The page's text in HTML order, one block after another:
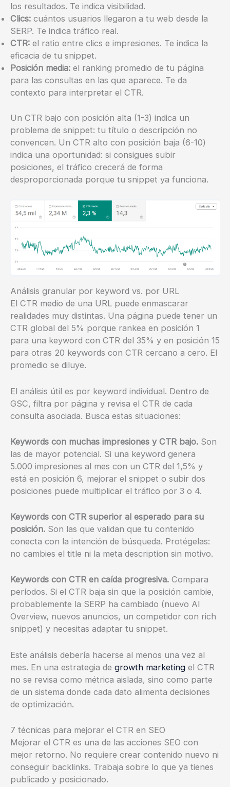
los resultados. Te indica visibilidad.
Clics: cuántos usuarios llegaron a tu web desde la
SERP. Te indica tráfico real.
CTR: el ratio entre clics e impresiones. Te indica la
eficacia de tu snippet.
Posición media: el ranking promedio de tu página
para las consultas en las que aparece. Te da
contexto para interpretar el CTR.
Un CTR bajo con posición alta (1-3) indica un
problema de snippet: tu título o descripción no
convencen. Un CTR alto con posición baja (6-10)
indica una oportunidad: si consigues subir
posiciones, el tráfico crecerá de forma
desproporcionada porque tu snippet ya funciona.
Análisis granular por keyword vs. por URL
El CTR medio de una URL puede enmascarar
realidades muy distintas. Una página puede tener un
CTR global del 5% porque rankea en posición 1
para una keyword con CTR del 35% y en posición 15
para otras 20 keywords con CTR cercano a cero. El
promedio se diluye.
El análisis útil es por keyword individual. Dentro de
GSC, filtra por página y revisa el CTR de cada
consulta asociada. Busca estas situaciones:
Keywords con muchas impresiones y CTR bajo. Son
las de mayor potencial. Si una keyword genera
5.000 impresiones al mes con un CTR del 1,5% y
está en posición 6, mejorar el snippet o subir dos
posiciones puede multiplicar el tráfico por 3 o 4.
Keywords con CTR superior al esperado para su
posición. Son las que validan que tu contenido
conecta con la intención de búsqueda. Protégelas:
no cambies el title ni la meta description sin motivo.
Keywords con CTR en caída progresiva. Compara
períodos. Si el CTR baja sin que la posición cambie,
probablemente la SERP ha cambiado (nuevo AI
Overview, nuevos anuncios, un competidor con rich
snippet) y necesitas adaptar tu snippet.
Este análisis debería hacerse al menos una vez al
mes. En una estrategia de growth marketing el CTR
no se revisa como métrica aislada, sino como parte
de un sistema donde cada dato alimenta decisiones
de optimización.
7 técnicas para mejorar el CTR en SEO
Mejorar el CTR es una de las acciones SEO con
mejor retorno. No requiere crear contenido nuevo ni
conseguir backlinks. Trabaja sobre lo que ya tienes
publicado y posicionado.